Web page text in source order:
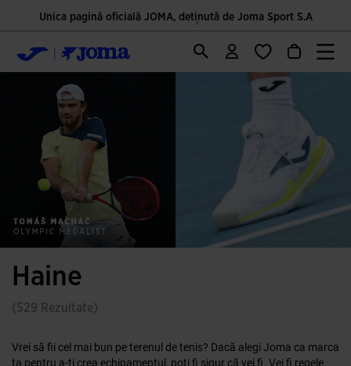
Unica pagină oficială JOMA, deținută de Joma Sport S.A
Haine
(529 Rezultate)
Vrei să fii cel mai bun pe terenul de tenis? Dacă alegi Joma ca marca
ta pentru a-ți crea echipamentul, poți fi sigur că vei fi. Vei fi regele